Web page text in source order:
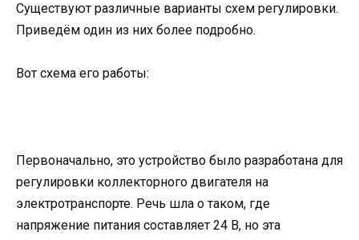
Существуют различные варианты схем регулировки.
Приведём один из них более подробно.
Вот схема его работы:
Первоначально, это устройство было разработана для
регулировки коллекторного двигателя на
электротранспорте. Речь шла о таком, где
напряжение питания составляет 24 В, но эта